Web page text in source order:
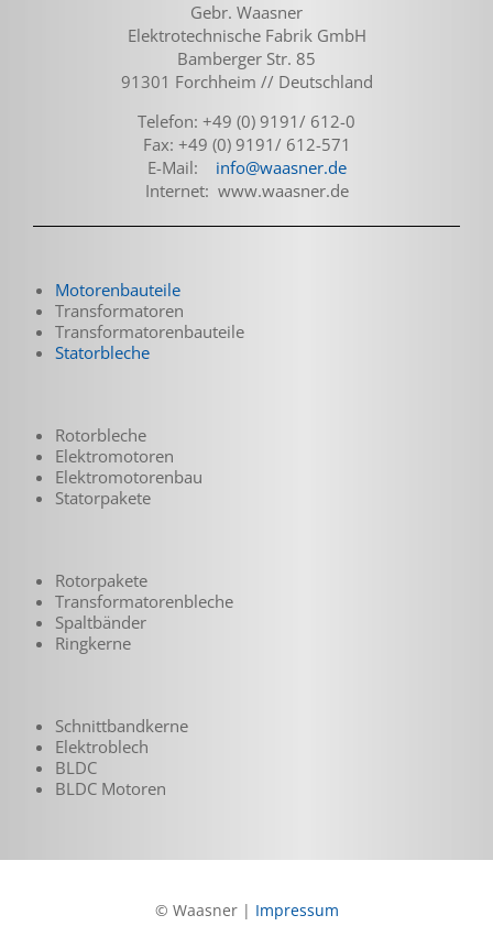
Gebr. Waasner
Elektrotechnische Fabrik GmbH
Bamberger Str. 85
91301 Forchheim // Deutschland
Telefon: +49 (0) 9191/ 612-0
Fax: +49 (0) 9191/ 612-571
E-Mail: info@waasner.de
Internet: www.waasner.de
Motorenbauteile
Transformatoren
Transformatoren­bauteile
Statorbleche
Rotorbleche
Elektromotoren
Elektromotorenbau
Statorpakete
Rotorpakete
Transformatoren­bleche
Spaltbänder
Ringkerne
Schnittbandkerne
Elektroblech
BLDC
BLDC Motoren
© Waasner | Impressum